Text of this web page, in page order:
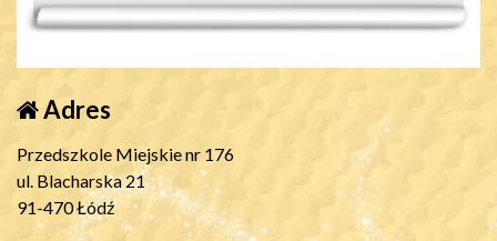
Adres
Przedszkole Miejskie nr 176
ul. Blacharska 21
91-470 Łódź